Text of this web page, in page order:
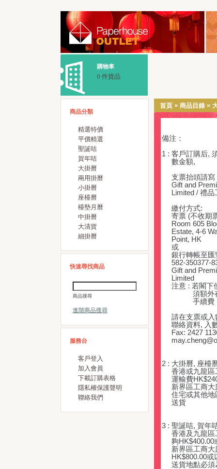
購物車
0 件貨品
商品分類
精選特價
平價精選
聖誕咭
賀年咭
大掛曆
兩用掛曆
小掛曆
座檯曆
檯墊月曆
中掛曆
大清貨
細掛曆
快速尋找商品
商品搜尋
進階商品搜尋
服務台
客戶登入
加入會員
下載訂購表格
隱私權保護聲明
聯絡我們
首頁 » 商品目錄 »
備注：
1 : 客戶訂購后,
數金額,
支票抬頭請寫
Gift and
Limited / 禮品
繳付方式:
寄票 (不收期
Room 605
Estate, 4-6
Point, HK
或
銀行轉帳至匯
582-350377-
Gift and
Limited
注意 : 若閣下
須額外存入
手續費
請在支票或入
聯絡資料, 入
Fax: 2427
2 : 大掛曆, 座檯
香港或九龍區
運輸費
新界區工商大
住宅或其他地
送貨
3 : 聖誕咭, 賀年
香港及九龍區
夠HK$400.00
新界區工商大
HK$800.00或
送貨地點必須